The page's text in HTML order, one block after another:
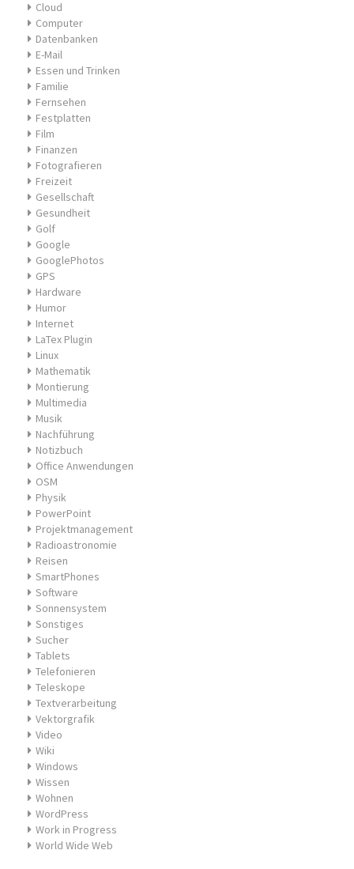
Cloud
Computer
Datenbanken
E-Mail
Essen und Trinken
Familie
Fernsehen
Festplatten
Film
Finanzen
Fotografieren
Freizeit
Gesellschaft
Gesundheit
Golf
Google
GooglePhotos
GPS
Hardware
Humor
Internet
LaTex Plugin
Linux
Mathematik
Montierung
Multimedia
Musik
Nachführung
Notizbuch
Office Anwendungen
OSM
Physik
PowerPoint
Projektmanagement
Radioastronomie
Reisen
SmartPhones
Software
Sonnensystem
Sonstiges
Sucher
Tablets
Telefonieren
Teleskope
Textverarbeitung
Vektorgrafik
Video
Wiki
Windows
Wissen
Wohnen
WordPress
Work in Progress
World Wide Web